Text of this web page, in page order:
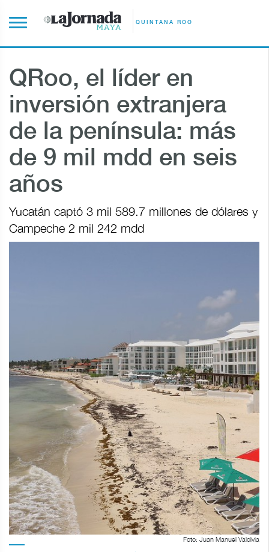
QUINTANA ROO
QRoo, el líder en
inversión extranjera
de la península: más
de 9 mil mdd en seis
años
Yucatán captó 3 mil 589.7 millones de dólares y
Campeche 2 mil 242 mdd
Foto: Juan Manuel Valdivia